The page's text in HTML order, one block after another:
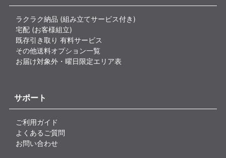
ラクラク納品 (組み立てサービス付き)
宅配 (お客様組立)
既存引き取り 有料サービス
その他送料オプション一覧
お届け対象外・曜日限定エリア表
サポート
ご利用ガイド
よくあるご質問
お問い合わせ